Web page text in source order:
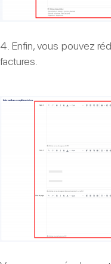
4. Enfin, vous pouvez
factures.